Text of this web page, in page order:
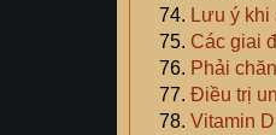
Lưu ý khi
Các giai
Phải
Điều trị
Vitamin